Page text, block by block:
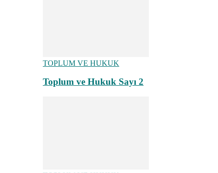
TOPLUM VE HUKUK
Toplum ve Hukuk Sayı 2